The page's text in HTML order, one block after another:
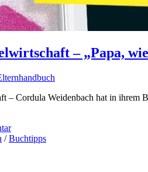
– „Papa,
– Cordula Weidenbach hat in ihrem
/Buchtipps